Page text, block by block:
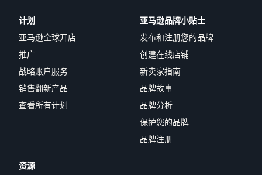
计划
亚马逊全球开店
推广
战略账户服务
销售翻新产品
查看所有计划
亚马逊品牌小贴士
发布和注册您的品牌
创建在线店铺
新卖家指南
品牌故事
品牌分析
保护您的品牌
品牌注册
资源